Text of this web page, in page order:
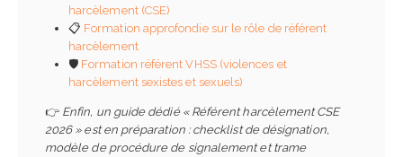
harcèlement (CSE)
📋 Formation approfondie sur le rôle de référent
harcèlement
🛡️ Formation référent VHSS (violences et
harcèlement sexistes et sexuels)
👉 Enfin, un guide dédié « Référent harcèlement CSE
2026 » est en préparation : checklist de désignation,
modèle de procédure de signalement et trame